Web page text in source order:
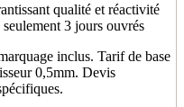
qualité et réactivité
3 jours ouvrés
inclus. Tarif de base
0,5mm. Devis